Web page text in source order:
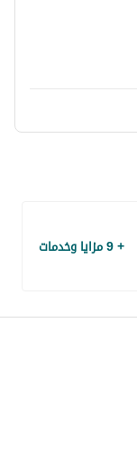
+ 9 مزايا وخدمات